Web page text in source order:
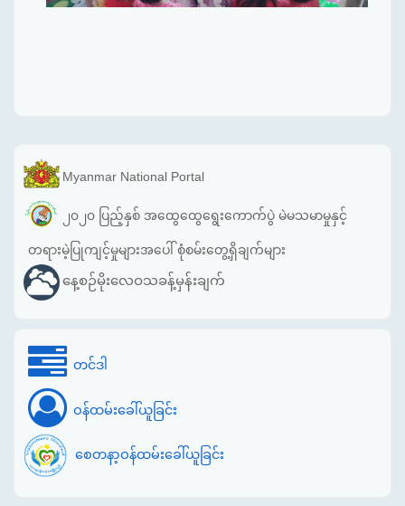
Myanmar National Portal
၂၀၂၀ ပြည့်နှစ် အထွေထွေရွေးကောက်ပွဲ မဲမသမာမှုနှင့်
တရားမဲ့ပြုကျင့်မှုများအပေါ် စုံစမ်းတွေ့ရှိချက်များ
နေ့စဉ်မိုးလေဝသခန့်မှန်းချက်
တင်ဒါ
ဝန်ထမ်းခေါ်ယူခြင်း
စေတနာ့ဝန်ထမ်းခေါ်ယူခြင်း